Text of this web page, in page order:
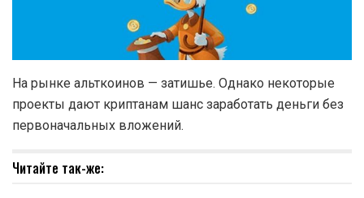
На рынке альткоинов — затишье. Однако некоторые
проекты дают криптанам шанс заработать деньги без
первоначальных вложений.
Читайте так-же: